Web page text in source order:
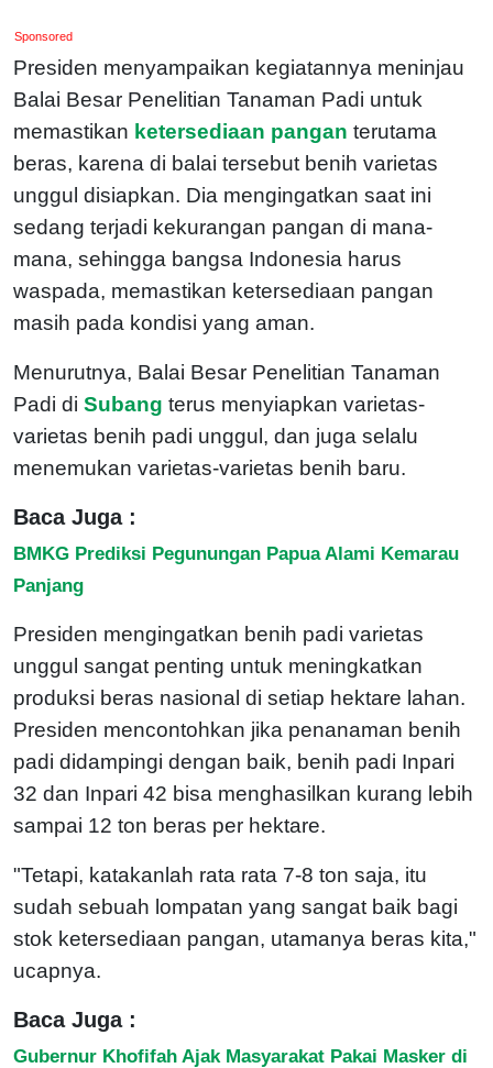
Sponsored
Presiden menyampaikan kegiatannya meninjau
Balai Besar Penelitian Tanaman Padi untuk
memastikan ketersediaan pangan terutama
beras, karena di balai tersebut benih varietas
unggul disiapkan. Dia mengingatkan saat ini
sedang terjadi kekurangan pangan di mana-
mana, sehingga bangsa Indonesia harus
waspada, memastikan ketersediaan pangan
masih pada kondisi yang aman.
Menurutnya, Balai Besar Penelitian Tanaman
Padi di Subang terus menyiapkan varietas-
varietas benih padi unggul, dan juga selalu
menemukan varietas-varietas benih baru.
Baca Juga :
BMKG Prediksi Pegunungan Papua Alami Kemarau
Panjang
Presiden mengingatkan benih padi varietas
unggul sangat penting untuk meningkatkan
produksi beras nasional di setiap hektare lahan.
Presiden mencontohkan jika penanaman benih
padi didampingi dengan baik, benih padi Inpari
32 dan Inpari 42 bisa menghasilkan kurang lebih
sampai 12 ton beras per hektare.
"Tetapi, katakanlah rata rata 7-8 ton saja, itu
sudah sebuah lompatan yang sangat baik bagi
stok ketersediaan pangan, utamanya beras kita,"
ucapnya.
Baca Juga :
Gubernur Khofifah Ajak Masyarakat Pakai Masker di